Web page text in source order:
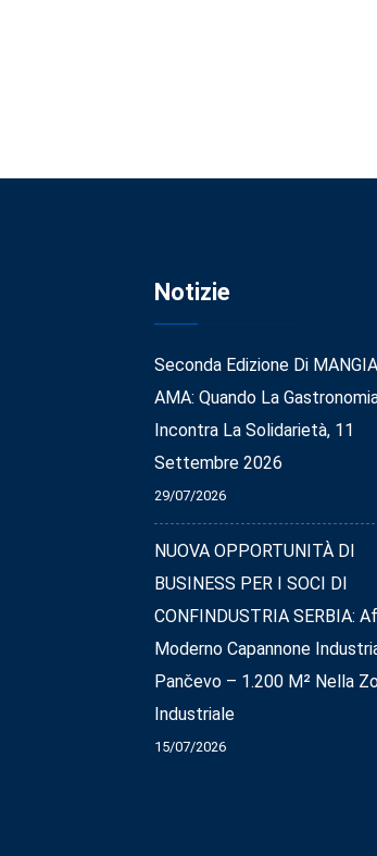
Notizie
Seconda Edizione Di
AMA: Quando La
Incontra La Solidarietà, 11
Settembre 2026
29/07/2026
NUOVA OPPORTUNITÀ DI
BUSINESS PER I SOCI DI
CONFINDUSTRIA SERBIA:
Moderno Capannone
Pančevo – 1.200 M² Nella
Industriale
15/07/2026